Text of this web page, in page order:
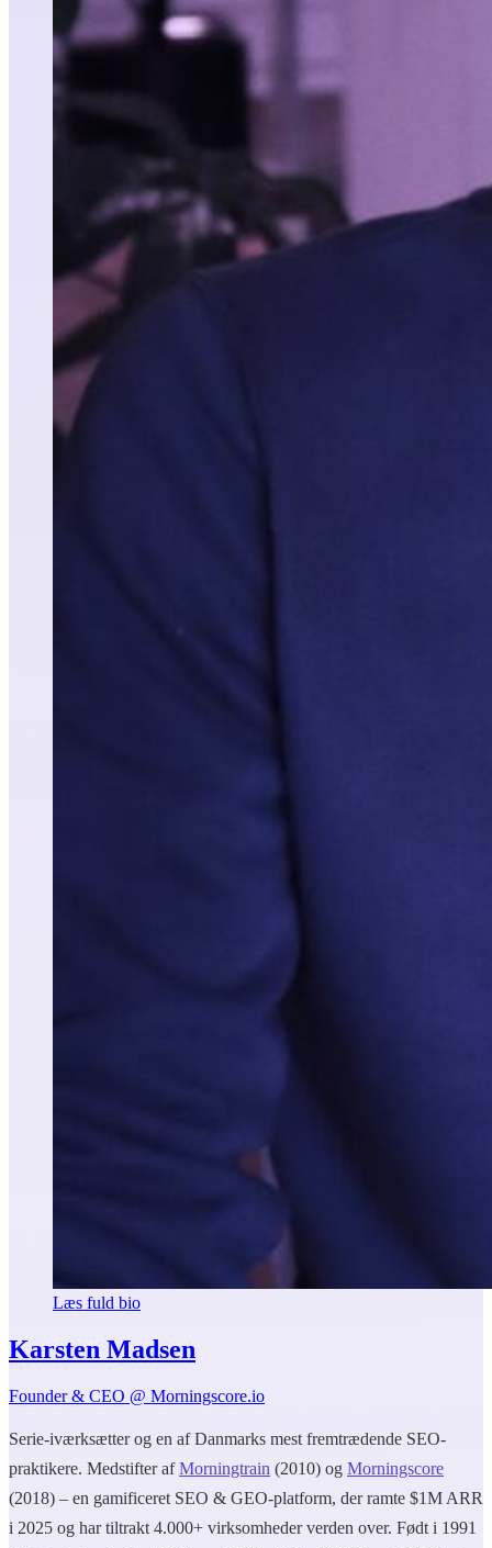
Læs fuld bio
Karsten Madsen
Founder & CEO @ Morningscore.io
Serie-iværksætter og en af Danmarks mest fremtrædende SEO-
praktikere. Medstifter afMorningtrain (2010) og Morningscore
(2018) – en gamificeret SEO & GEO-platform, der ramte $1M ARR
i 2025 og har tiltrakt 4.000+ virksomheder verden over. Født i 1991